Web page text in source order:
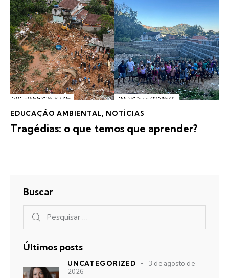
EDUCAÇÃO AMBIENTAL, NOTÍCIAS
Tragédias: o que temos que aprender?
Buscar
Últimos posts
UNCATEGORIZED
3 de agosto de
2026